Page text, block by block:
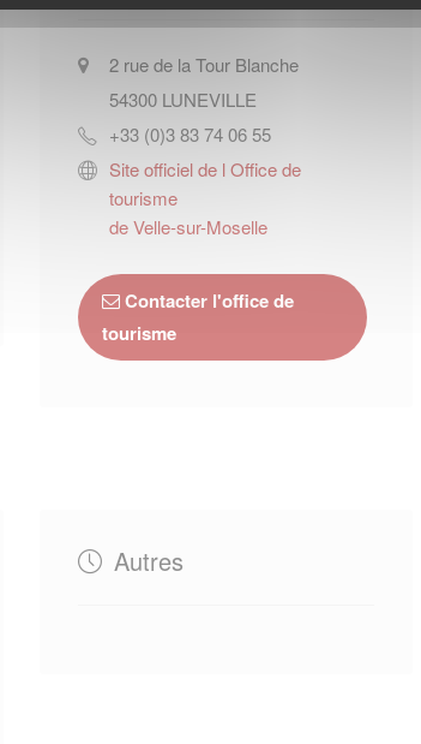
2 rue de la Tour Blanche
54300 LUNEVILLE
+33 (0)3 83 74 06 55
Site officiel de l Office de
tourisme
de Velle-sur-Moselle
Contacter l'office de
tourisme
Autres